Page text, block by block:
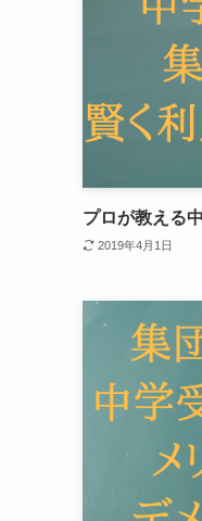
プロが教える
2019年4月1日